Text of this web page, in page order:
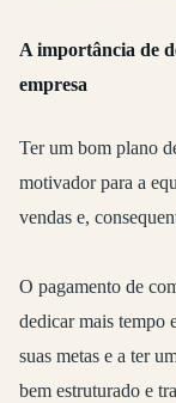
A importância de
empresa
Ter um bom plano
motivador para a
vendas e,
O pagamento de
dedicar mais tempo
suas metas e a ter
bem estruturado e